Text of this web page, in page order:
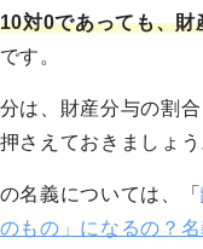
対0であっても、財
です。
は、財産分与の割
さえておきましょう
名義については、「
もの」になるの？